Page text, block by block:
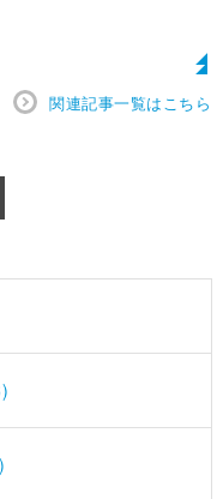
関連記事一覧はこちら